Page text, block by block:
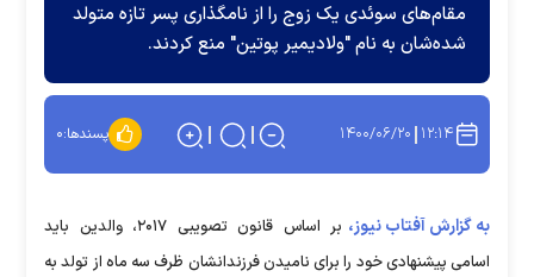
مقام‌های سوئدی یک زوج را از نامگذاری پسر تازه متولد
شده‌شان به نام "ولادیمیر پوتین" منع کردند.
۱۲:۱۴ ۱۴۰۰/۰۶/۲۰ پسندها:۰
به گزارش آفتاب نیوز،
بر اساس قانون تصویبی ۲۰۱۷، والدین باید
اسامی پیشنهادی خود را برای نامیدن فرزندانشان ظرف سه ماه از تولد به